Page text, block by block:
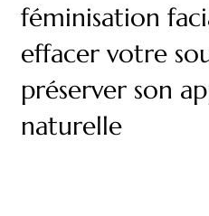
féminisation
effacer votre
préserver son
naturelle